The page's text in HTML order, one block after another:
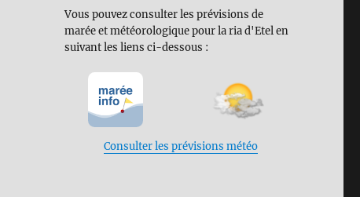
Vous pouvez consulter les prévisions de
marée et météorologique pour la ria d'Etel en
suivant les liens ci-dessous :
Consulter les prévisions météo